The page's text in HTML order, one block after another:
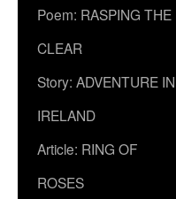
Poem: RASPING THE
CLEAR
Story: ADVENTURE IN
IRELAND
Article: RING OF
ROSES